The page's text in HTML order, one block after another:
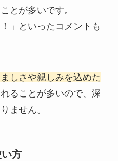
とが多いです。
」といったコメントも
しさや親しみを込めた
ることが多いので、深
ません。
方